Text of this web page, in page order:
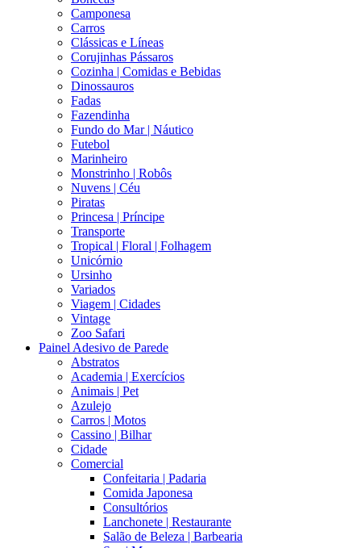
Camponesa
Carros
Clássicas e Líneas
Corujinhas Pássaros
Cozinha | Comidas e Bebidas
Dinossauros
Fadas
Fazendinha
Fundo do Mar | Náutico
Futebol
Marinheiro
Monstrinho | Robôs
Nuvens | Céu
Piratas
Princesa | Príncipe
Transporte
Tropical | Floral | Folhagem
Unicórnio
Ursinho
Variados
Viagem | Cidades
Vintage
Zoo Safari
Painel Adesivo de Parede
Abstratos
Academia | Exercícios
Animais | Pet
Azulejo
Carros | Motos
Cassino | Bilhar
Cidade
Comercial
Confeitaria | Padaria
Comida Japonesa
Consultórios
Lanchonete | Restaurante
Salão de Beleza | Barbearia